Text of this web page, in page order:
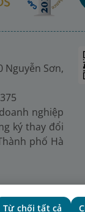
Nguyễn Sơn,
nghiệp
ký thay đổi
phố Hà
Từ chối tất cả